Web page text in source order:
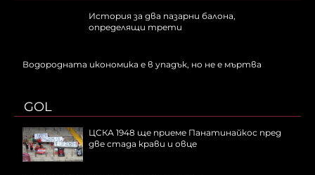
История за два пазарни балона,
определящи трети
Водородната икономика е в упадък, но не е мъртва
GOL
ЦСКА 1948 ще приеме Панатинайкос пред
две стада крави и овце